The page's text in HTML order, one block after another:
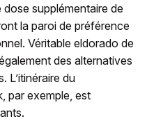
supplémentaire de
la paroi de préférence
Véritable eldorado de
des alternatives
L’itinéraire du
par exemple, est